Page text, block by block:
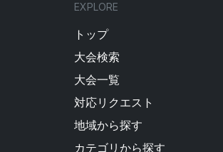
EXPLORE
トップ
大会検索
大会一覧
対応リクエスト
地域から探す
カテゴリから探す